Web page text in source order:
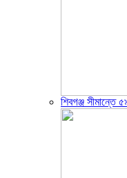
শিবগঞ্জ সীমান্তে